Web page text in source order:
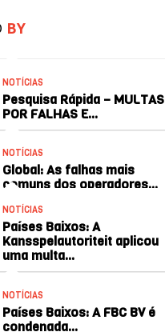
BY
NOTÍCIAS
Pesquisa Rápida – MULTAS
POR FALHAS E…
NOTÍCIAS
Global: As falhas mais
comuns dos operadores…
NOTÍCIAS
Países Baixos: A
Kansspelautoriteit aplicou
uma multa…
NOTÍCIAS
Países Baixos: A FBC BV é
condenada…